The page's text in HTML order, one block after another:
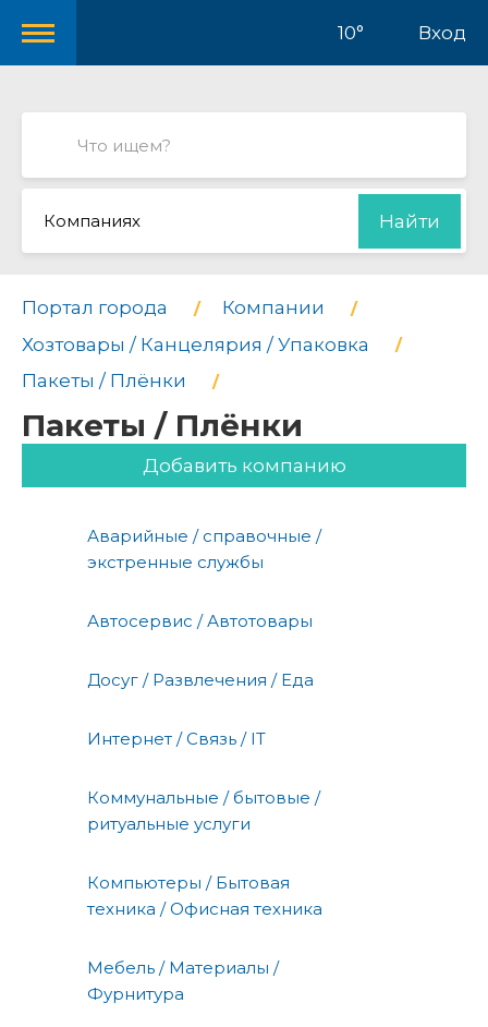
10° Вход
Компаниях Найти
Портал города
Компании
Хозтовары / Канцелярия / Упаковка
Пакеты / Плёнки
Пакеты / Плёнки
Добавить компанию
Аварийные / справочные /
экстренные службы
Автосервис / Автотовары
Досуг / Развлечения / Еда
Интернет / Связь / IT
Коммунальные / бытовые /
ритуальные услуги
Компьютеры / Бытовая
техника / Офисная техника
Мебель / Материалы /
Фурнитура